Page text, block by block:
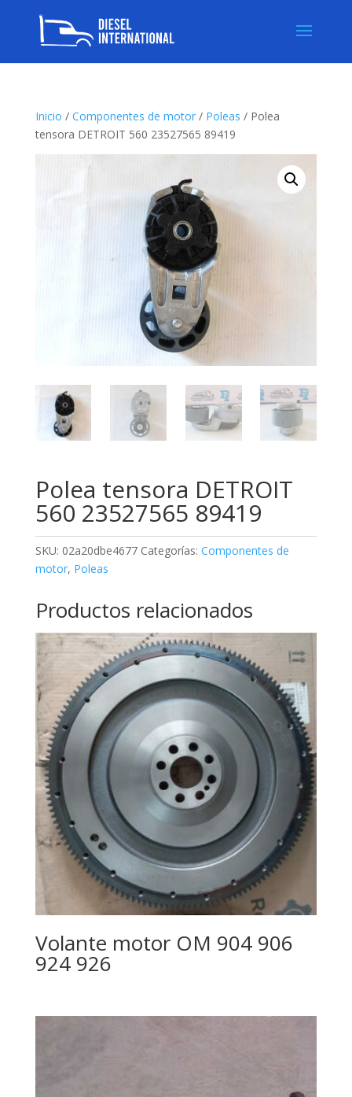
Inicio / Componentes de motor/ Poleas / Polea
tensora DETROIT 560 23527565 89419
Polea tensora DETROIT
560 23527565 89419
SKU: 02a20dbe4677 Categorías: Componentes de
motor, Poleas
Productos relacionados
Volante motor OM 904 906
924 926